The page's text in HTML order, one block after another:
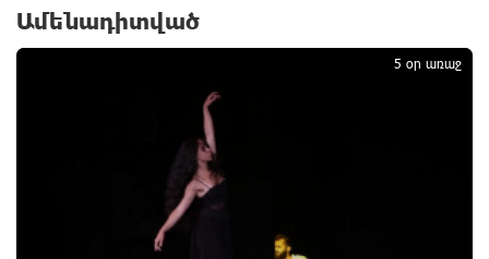
Քրեական վարույթի շրջանակում անձի անձնական
անհարկի հրապարակումն անթույլատրելի է. ՄԻՊ
Զելենսկին ու Վուչիչը քննարկել են
համագործակցությունն ընդլայնելու
հնարավորությունները
Ամենադիտված
5 օր առաջ
1